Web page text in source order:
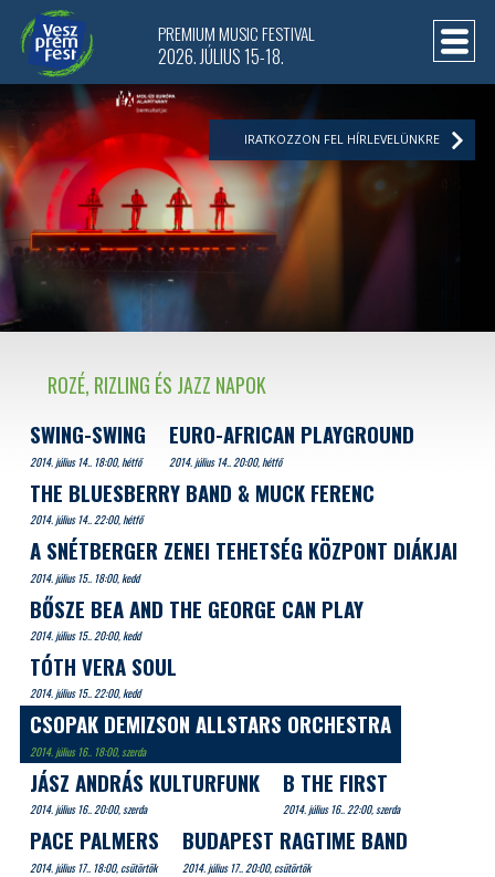
ROZÉ, RIZLING ÉS JAZZ NAPOK
SWING-SWING
2014. július 14.. 18:00, hétfő
EURO-AFRICAN PLAYGROUND
2014. július 14.. 20:00, hétfő
THE BLUESBERRY BAND & MUCK FERENC
2014. július 14.. 22:00, hétfő
A SNÉTBERGER ZENEI TEHETSÉG KÖZPONT DIÁKJAI
2014. július 15.. 18:00, kedd
BŐSZE BEA AND THE GEORGE CAN PLAY
2014. július 15.. 20:00, kedd
TÓTH VERA SOUL
2014. július 15.. 22:00, kedd
CSOPAK DEMIZSON ALLSTARS ORCHESTRA
2014. július 16.. 18:00, szerda
JÁSZ ANDRÁS KULTURFUNK
2014. július 16.. 20:00, szerda
B THE FIRST
2014. július 16.. 22:00, szerda
PACE PALMERS
2014. július 17.. 18:00, csütörtök
BUDAPEST RAGTIME BAND
2014. július 17.. 20:00, csütörtök
PREMIUM MUSIC FESTIVAL
2026. JÚLIUS 15-18.
IRATKOZZON FEL HÍRLEVELÜNKRE